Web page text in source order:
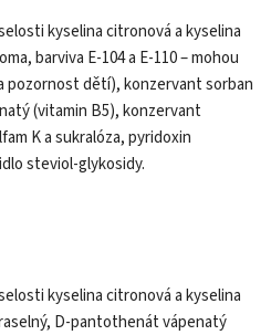
kyselina citronová a kyselina
barviva E-104 a E-110 – mohou
pozornost dětí), konzervant sorban
(vitamin B5), konzervant
K a sukralóza, pyridoxin
steviol-glykosidy.
kyselina citronová a kyselina
D-pantothenát vápenatý